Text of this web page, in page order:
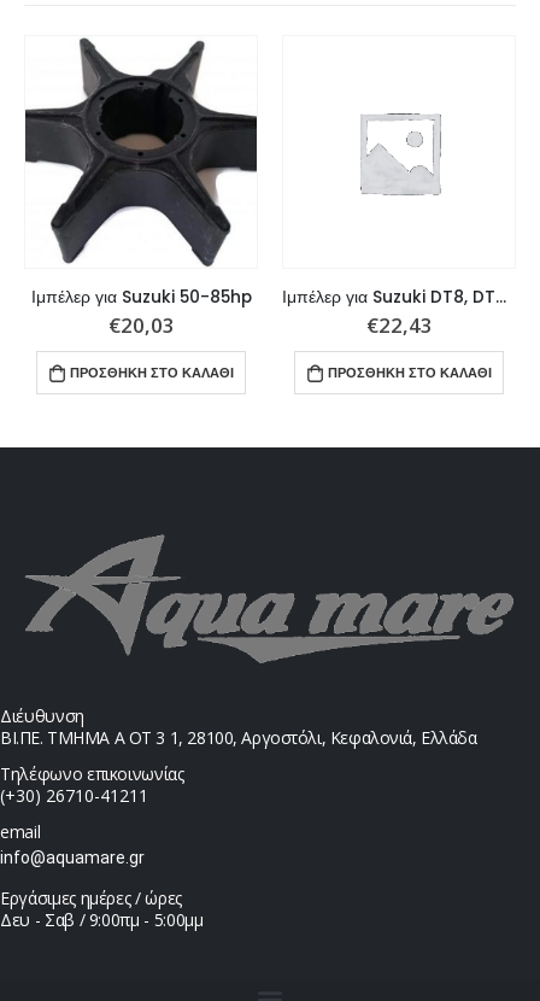
Ιμπέλερ για Suzuki 50-85hp
€20,03
ΠΡΟΣΘΉΚΗ ΣΤΟ ΚΑΛΆΘΙ
Ιμπέλερ για Suzuki DT8, DT9.9
€22,43
ΠΡΟΣΘΉΚΗ ΣΤΟ ΚΑΛΆΘΙ
Διέυθυνση
ΒΙ.ΠΕ. ΤΜΗΜΑ Α ΟΤ 3 1, 28100, Αργοστόλι, Κεφαλονιά, Ελλάδα
Τηλέφωνο επικοινωνίας
(+30) 26710-41211
email
info@aquamare.gr
Εργάσιμες ημέρες / ώρες
Δευ - Σαβ / 9:00πμ - 5:00μμ